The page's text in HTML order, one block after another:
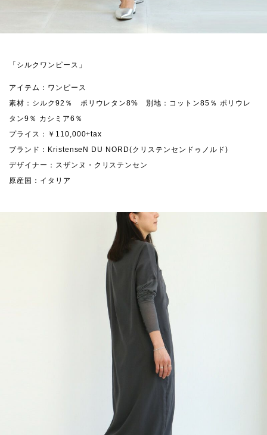
「シルクワンピース」
アイテム：ワンピース
素材：シルク92％ ポリウレタン8% 別地：コットン85％ ポリウレ
タン9％ カシミア6％
プライス：￥110,000+tax
ブランド：KristenseN DU NORD(クリステンセンドゥノルド)
デザイナー：スザンヌ・クリステンセン
原産国：イタリア